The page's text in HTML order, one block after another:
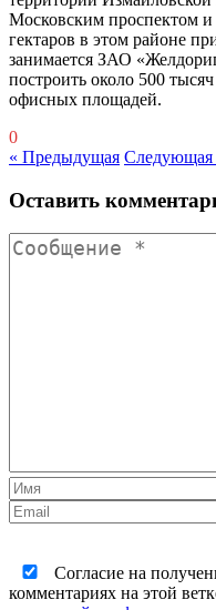
Московским проспектом
гектаров в этом районе
занимается ЗАО
построить около 500
офисных площадей.
0
« Предыдущая Следующая
Оставить
Согласие на
комментариях на этой